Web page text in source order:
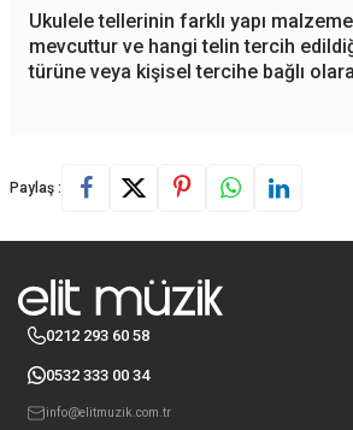
Ukulele tellerinin farklı yapı
mevcuttur ve hangi telin tercih
türüne veya kişisel tercihe bağlı
Paylaş :
0212 293 60 58
0532 333 00 34
info@elitmuzik.com.tr